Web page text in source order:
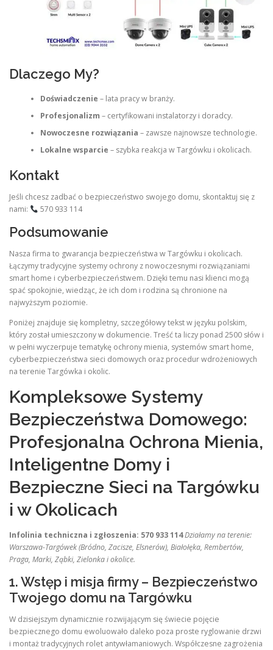
Dlaczego My?
Doświadczenie – lata pracy w branży.
Profesjonalizm – certyfikowani instalatorzy i doradcy.
Nowoczesne rozwiązania – zawsze najnowsze technologie.
Lokalne wsparcie – szybka reakcja w Targówku i okolicach.
Kontakt
Jeśli chcesz zadbać o bezpieczeństwo swojego domu, skontaktuj się z
nami:
570 933 114
Podsumowanie
Nasza firma to gwarancja bezpieczeństwa w Targówku i okolicach.
Łączymy tradycyjne systemy ochrony z nowoczesnymi rozwiązaniami
smart home i cyberbezpieczeństwem. Dzięki temu nasi klienci mogą
spać spokojnie, wiedząc, że ich dom i rodzina są chronione na
najwyższym poziomie.
Poniżej znajduje się kompletny, szczegółowy tekst w języku polskim,
który został umieszczony w dokumencie. Treść ta liczy ponad 2500 słów i
w pełni wyczerpuje tematykę ochrony mienia, systemów smart home,
cyberbezpieczeństwa sieci domowych oraz procedur wdrożeniowych
na terenie Targówka i okolic.
Kompleksowe Systemy
Bezpieczeństwa Domowego:
Profesjonalna Ochrona Mienia,
Inteligentne Domy i
Bezpieczne Sieci na Targówku
i w Okolicach
Infolinia techniczna i zgłoszenia: 570 933 114Działamy na terenie:
Warszawa-Targówek (Bródno, Zacisze, Elsnerów), Białołęka, Rembertów,
Praga, Marki, Ząbki, Zielonka i okolice.
1. Wstęp i misja firmy – Bezpieczeństwo
Twojego domu na Targówku
W dzisiejszym dynamicznie rozwijającym się świecie pojęcie
bezpiecznego domu ewoluowało daleko poza proste ryglowanie drzwi
i montaż tradycyjnych rolet antywłamaniowych. Współczesne zagrożenia